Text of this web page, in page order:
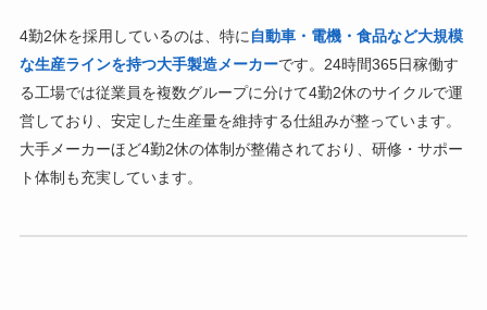
4勤2休を採用しているのは、特に 自動車・電機・食品など大規模
な生産ラインを持つ大手製造メーカーです。24時間365日稼働す
る工場では従業員を複数グループに分けて4勤2休のサイクルで運
営しており、安定した生産量を維持する仕組みが整っています。
大手メーカーほど4勤2休の体制が整備されており、研修・サポー
ト体制も充実しています。